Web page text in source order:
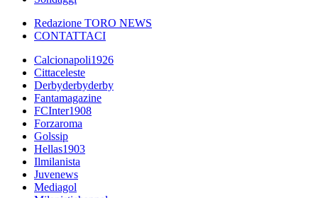
Redazione TORO NEWS
CONTATTACI
Calcionapoli1926
Cittaceleste
Derbyderbyderby
Fantamagazine
FCInter1908
Forzaroma
Golssip
Hellas1903
Ilmilanista
Juvenews
Mediagol